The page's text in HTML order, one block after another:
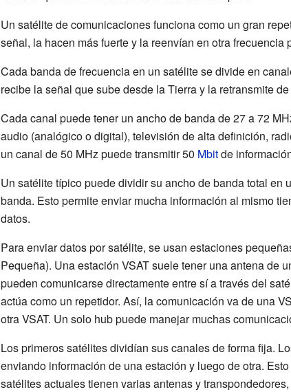
Un satélite de comunicaciones funciona como un gran
señal, la hacen más fuerte y la reenvían en otra frecuencia
Cada banda de frecuencia en un satélite se divide en
recibe la señal que sube desde la Tierra y la retransmite
Cada canal puede tener un ancho de banda de 27 a 72
audio (analógico o digital), televisión de alta definición,
un canal de 50 MHz puede transmitir 50 Mbitde
Un satélite típico puede dividir su ancho de banda total
banda. Esto permite enviar mucha información al mismo
datos.
Para enviar datos por satélite, se usan estaciones
Pequeña). Una estación VSAT suele tener una antena de
pueden comunicarse directamente entre sí a través del
actúa como un repetidor. Así, la comunicación va de una
otra VSAT. Un solo hub puede manejar muchas
Los primeros satélites dividían sus canales de forma fija.
enviando información de una estación y luego de otra.
satélites actuales tienen varias antenas y